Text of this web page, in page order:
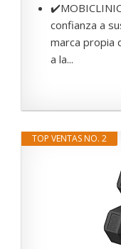
confianza a
marca propia
a la...
TOP VENTAS NO. 2